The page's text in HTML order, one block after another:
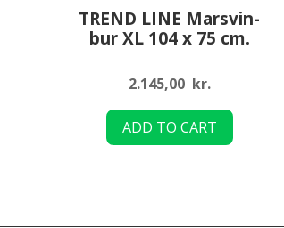
TREND LINE Marsvin-
bur XL 104 x 75 cm.
2.145,00 kr.
ADD TO CART